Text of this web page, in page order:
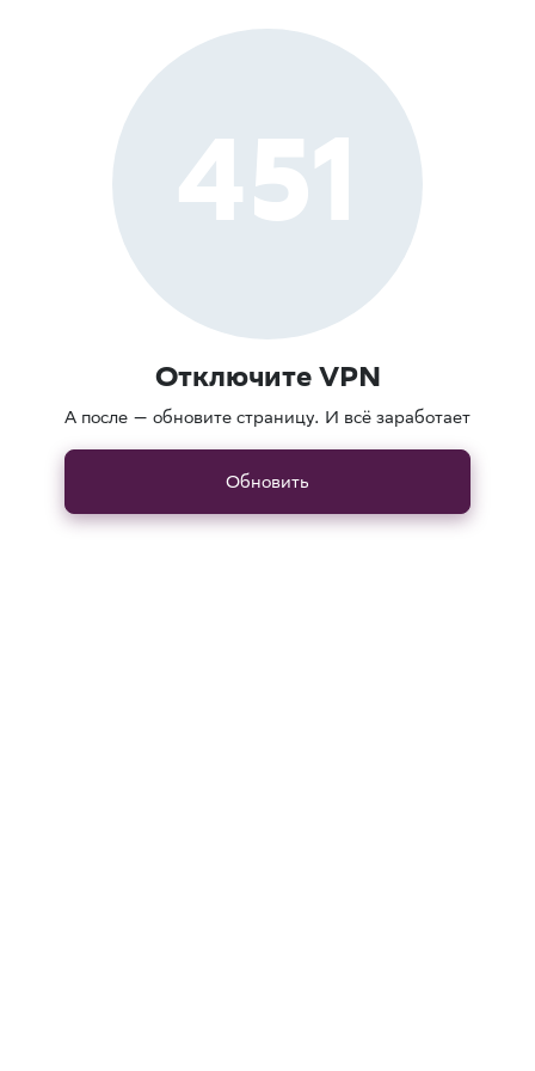
451
Отключите VPN
А после — обновите страницу. И всё заработает
Обновить